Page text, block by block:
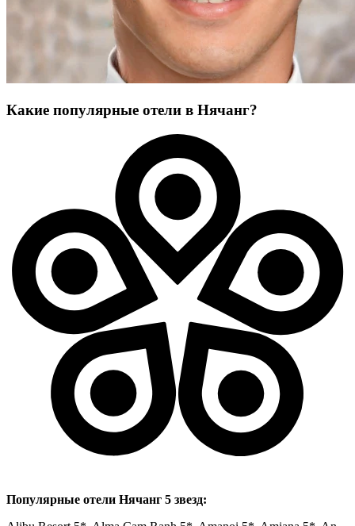
Какие популярные отели в Нячанг?
Популярные отели Нячанг 5 звезд: